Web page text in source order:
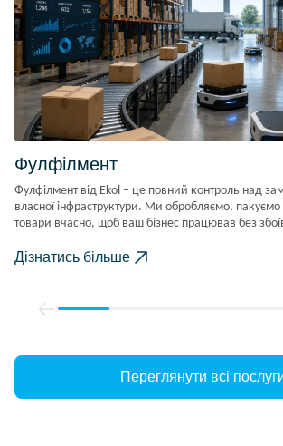
Фулфілмент
Фулфілмент від Ekol – це повний контроль над
власної інфраструктури. Ми обробляємо, пакуємо
товари вчасно, щоб ваш бізнес працював без
Дізнатись більше
Переглянути всі